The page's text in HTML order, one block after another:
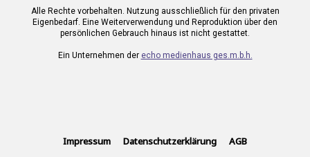
Alle Rechte vorbehalten. Nutzung ausschließlich für den privaten
Eigenbedarf. Eine Weiterverwendung und Reproduktion über den
persönlichen Gebrauch hinaus ist nicht gestattet.
Ein Unternehmen der echo medienhaus ges.m.b.h.
Impressum Datenschutzerklärung AGB